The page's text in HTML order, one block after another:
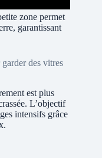
zone permet
garantissant
des vitres
est plus
L’objectif
intensifs grâce